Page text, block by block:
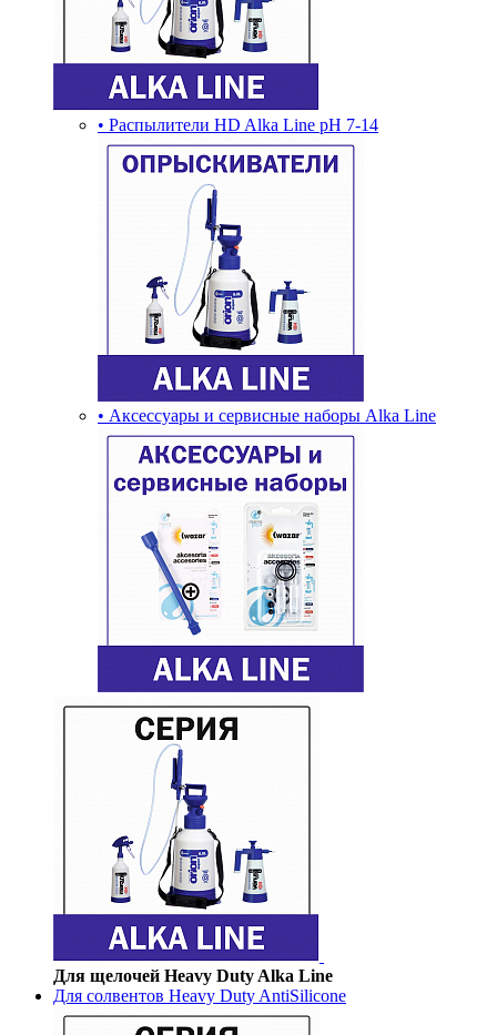
• Распылители HD Alka Line pH 7-14
• Аксессуары и сервисные наборы Alka Line
Для щелочей Heavy Duty Alka Line
Для солвентов Heavy Duty AntiSilicone